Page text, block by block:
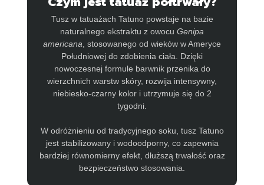
Tusz w tatuażach Tatuno powstaje na bazie
naturalnego ekstraktu z owocu Genipa
americana , stosowanego od wieków w Ameryce
Południowej do zdobienia ciała. Dzięki
nowoczesnej formule barwnik przenika do
wierzchnich warstw skóry, rozwija intensywny,
niebiesko-czarny kolor i utrzymuje się do 2
tygodni.
W odróżnieniu od tradycyjnego soku, tusz Tatuno
jest stabilizowany i wodoodporny, co zapewnia
bardziej równomierny efekt, dłuższą trwałość oraz
bezpieczeństwo stosowania.